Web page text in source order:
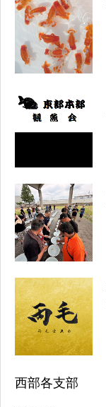
西部各支部